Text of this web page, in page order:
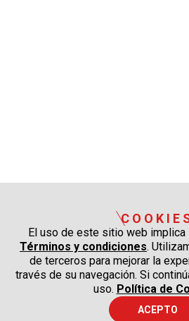
El uso de este sitio web implica
Términos y condiciones.
de terceros para mejorar la
través de su navegación. Si
uso. Política de
ACEPTO